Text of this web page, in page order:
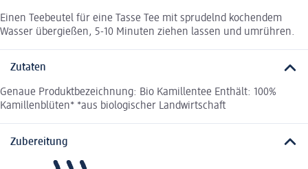
Einen Teebeutel für eine Tasse Tee mit sprudelnd kochendem
Wasser übergießen, 5-10 Minuten ziehen lassen und umrühren.
Zutaten
Genaue Produktbezeichnung: Bio Kamillentee Enthält: 100%
Kamillenblüten* *aus biologischer Landwirtschaft
Zubereitung